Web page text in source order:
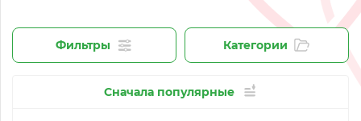
Фильтры Категории
Сначала популярные